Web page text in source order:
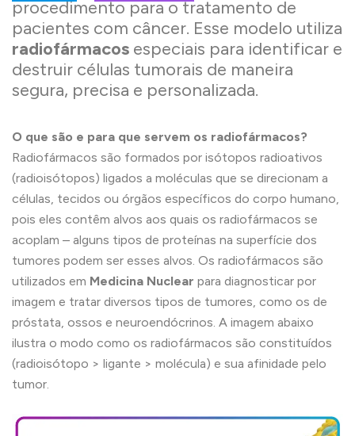
procedimento para o tratamento de
pacientes com câncer. Esse modelo utiliza
radiofármacos especiais para identificar e
destruir células tumorais de maneira
segura, precisa e personalizada.
O que são e para que servem os radiofármacos?
Radiofármacos são formados por isótopos radioativos
(radioisótopos) ligados a moléculas que se direcionam a
células, tecidos ou órgãos específicos do corpo humano,
pois eles contêm alvos aos quais os radiofármacos se
acoplam – alguns tipos de proteínas na superfície dos
tumores podem ser esses alvos. Os radiofármacos são
utilizados em Medicina Nuclear para diagnosticar por
imagem e tratar diversos tipos de tumores, como os de
próstata, ossos e neuroendócrinos. A imagem abaixo
ilustra o modo como os radiofármacos são constituídos
(radioisótopo > ligante > molécula) e sua afinidade pelo
tumor.